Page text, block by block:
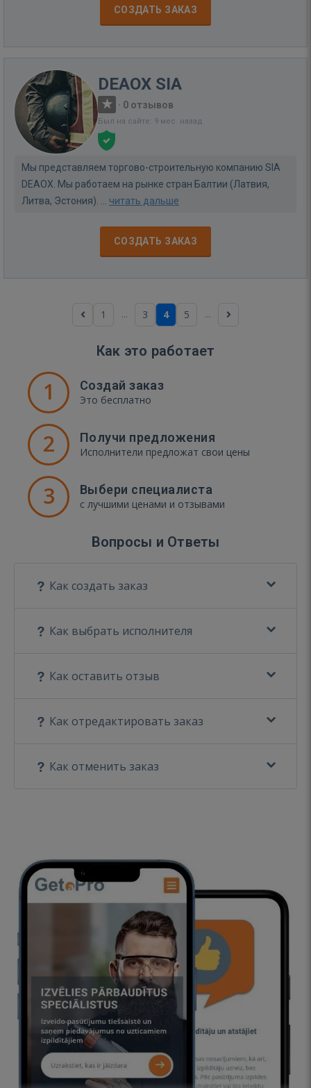
СОЗДАТЬ ЗАКАЗ
DEAOX SIA
· 0 отзывов
Был на сайте: 9 мес. назад
Мы представляем торгово-строительную компанию SIA
DEAOX. Мы работаем на рынке стран Балтии (Латвия,
Литва, Эстония). ... читать дальше
СОЗДАТЬ ЗАКАЗ
1 ... 3 4 5 ...
Как это работает
1 Создай заказ
Это бесплатно
2 Получи предложения
Исполнители предложат свои цены
3 Выбери специалиста
с лучшими ценами и отзывами
Вопросы и Ответы
Как создать заказ
Как выбрать исполнителя
Как оставить отзыв
Как отредактировать заказ
Как отменить заказ